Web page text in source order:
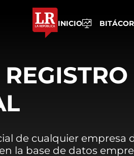
INICIO
de cualquier empresa
la base de datos